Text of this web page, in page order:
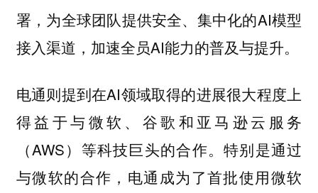
署，为全球团队提供安全、集中化的AI模型
接入渠道，加速全员AI能力的普及与提升。
电通则提到在AI领域取得的进展很大程度上
得益于与微软、谷歌和亚马逊云服务
（AWS）等科技巨头的合作。特别是通过
与微软的合作，电通成为了首批使用微软